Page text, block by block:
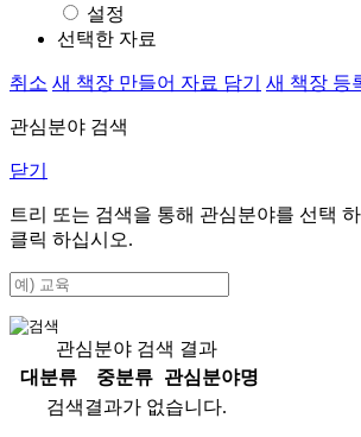
설정
선택한 자료
취소 새 책장 만들어 자료 담기 새 책장 등
관심분야 검색
닫기
트리 또는 검색을 통해 관심분야를 선택
클릭 하십시오.
관심분야 검색 결과
대분류
중분류
관심분야명
검색결과가 없습니다.